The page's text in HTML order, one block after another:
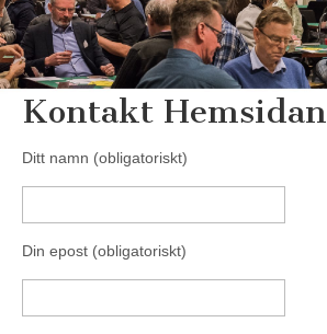
Kontakt Hemsidan
Ditt namn (obligatoriskt)
Din epost (obligatoriskt)